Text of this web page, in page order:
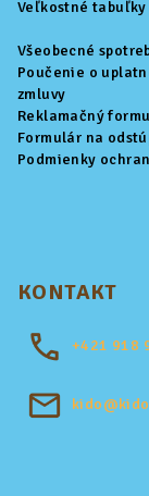
Veľkostné tabuľky
Všeobecné
Poučenie o
zmluvy
Reklamačný
Formulár na
Podmienky
KONTAKT
+421 918